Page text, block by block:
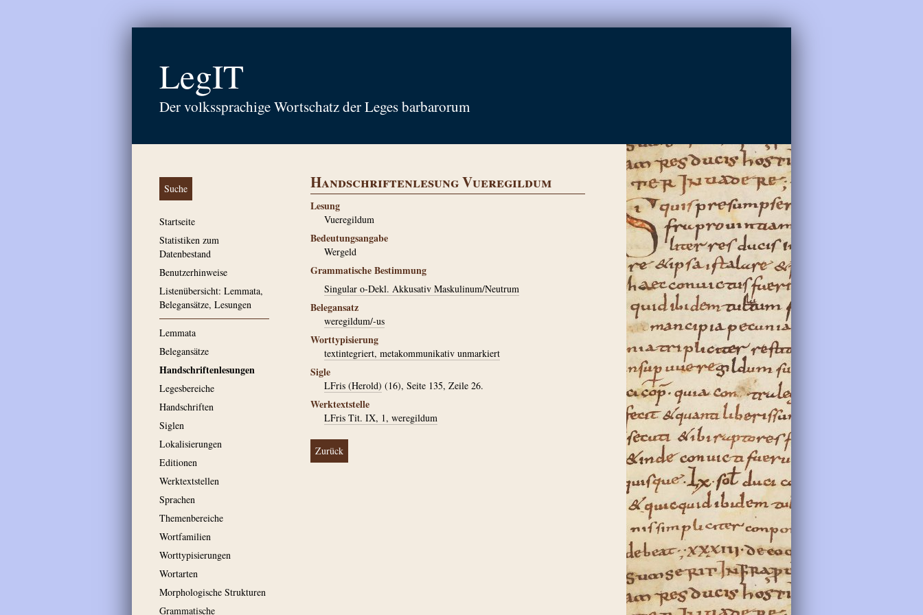
LegIT
Der volkssprachige Wortschatz der Leges barbarorum
Suche
Startseite
Statistiken zum
Datenbestand
Benutzerhinweise
Listenübersicht: Lemmata,
Belegansätze, Lesungen
Lemmata
Belegansätze
Handschriftenlesungen
Legesbereiche
Handschriften
Siglen
Lokalisierungen
Editionen
Werktextstellen
Sprachen
Themenbereiche
Wortfamilien
Worttypisierungen
Wortarten
Morphologische Strukturen
Grammatische
Handschriftenlesung Vueregildum
Lesung
Vueregildum
Bedeutungsangabe
Wergeld
Grammatische Bestimmung
Singular o-Dekl. Akkusativ Maskulinum/Neutrum
Belegansatz
weregildum/-us
Worttypisierung
textintegriert, metakommunikativ unmarkiert
Sigle
LFris (Herold) (16), Seite 135, Zeile 26.
Werktextstelle
LFris Tit. IX, 1, weregildum
Zurück